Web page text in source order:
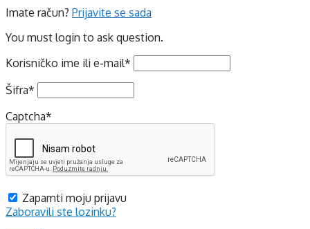
Imate račun? Prijavite se sada
You must login to ask question.
Korisničko ime ili e-mail*
Šifra*
Captcha*
Zapamti moju prijavu
Zaboravili ste lozinku?